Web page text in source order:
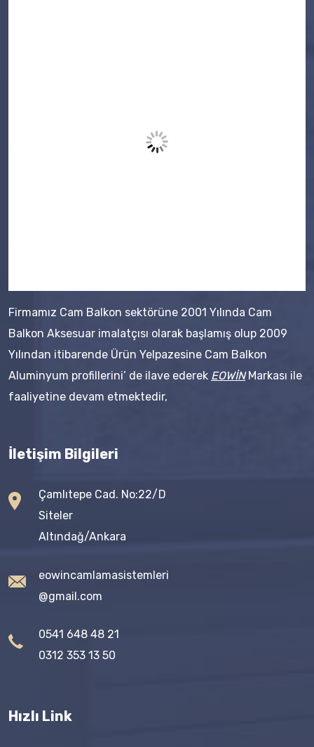
Firmamız Cam Balkon sektörüne 2001 Yılında Cam
Balkon Aksesuar imalatçısı olarak başlamış olup 2009
Yılından itibarende Ürün Yelpazesine Cam Balkon
Aluminyum profillerini’ de ilave ederek EOWİNMarkası ile
faaliyetine devam etmektedir,
İletişim Bilgileri
Çamlıtepe Cad. No:22/D
Siteler
Altındağ/Ankara
eowincamlamasistemleri
@gmail.com
0541 648 48 21
0312 353 13 50
Hızlı Link